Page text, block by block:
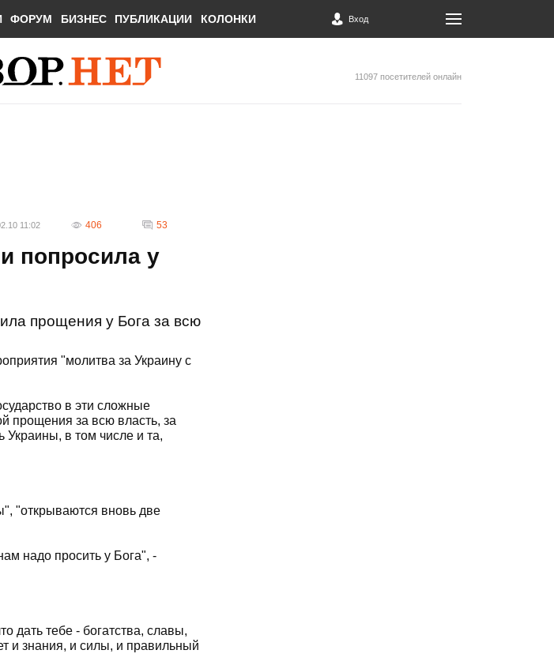
ФОРУМ БИЗНЕС ПУБЛИКАЦИИ КОЛОНКИ Вход
11097 посетителей онлайн
11:02 406 53
попросила у
прощения у Бога за всю
"молитва за Украину с
в эти сложные
прощения за всю власть, за
Украины, в том числе и та,
"открываются вновь две
надо просить у Бога", -
дать тебе - богатства, славы,
и знания, и силы, и правильный